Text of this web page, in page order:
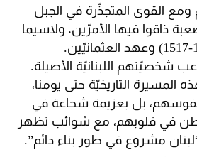
القوى المتجذّرة في الجبل
ذاقوا فيها الأمرّين، ولاسيما
عهد المماليك (1250-1517) وعهد العثمانيّين.
شخصيّتهم اللبنانيّة الأصيلة.
المسيرة التاريخيّة حتى يومنا،
بل بعزيمة شجاعة في
في قلوبهم، مع شوائب تظهر
مشروع في طور بناء دائم”.